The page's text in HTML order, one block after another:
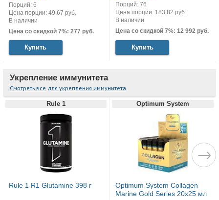
Порций: 6
Цена порции: 49.67 руб.
В наличии
Цена со скидкой 7%: 277 руб.
Купить
Порций: 76
Цена порции: 183.82 руб.
В наличии
Цена со скидкой 7%: 12 992 руб.
Купить
Укрепление иммунитета
Смотреть все для укрепления иммунитета
Rule 1
Rule 1 R1 Glutamine 398 г
Optimum System
Optimum System Collagen
Marine Gold Series 20х25 мл